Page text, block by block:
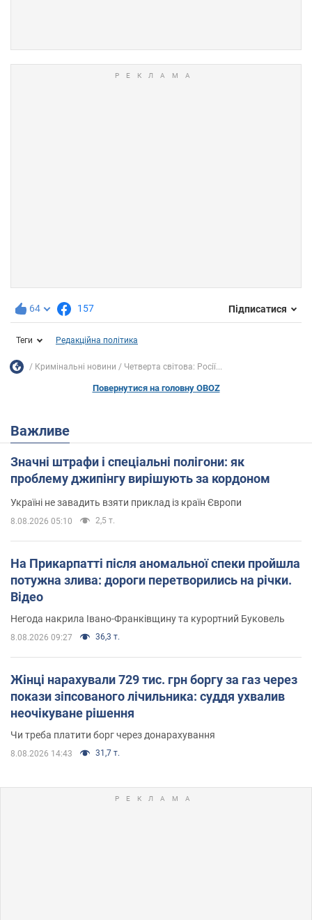
64 157 Підписатися
Теги Редакційна політика
Кримінальні новини Четверта світова: Росії...
Повернутися на головну OBOZ
Важливе
Значні штрафи і спеціальні полігони: як
проблему джипінгу вирішують за кордоном
Україні не завадить взяти приклад із країн Європи
8.08.2026 05:10 2,5 т.
На Прикарпатті після аномальної спеки пройшла
потужна злива: дороги перетворились на річки.
Відео
Негода накрила Івано-Франківщину та курортний Буковель
8.08.2026 09:27 36,3 т.
Жінці нарахували 729 тис. грн боргу за газ через
покази зіпсованого лічильника: суддя ухвалив
неочікуване рішення
Чи треба платити борг через донарахування
8.08.2026 14:43 31,7 т.